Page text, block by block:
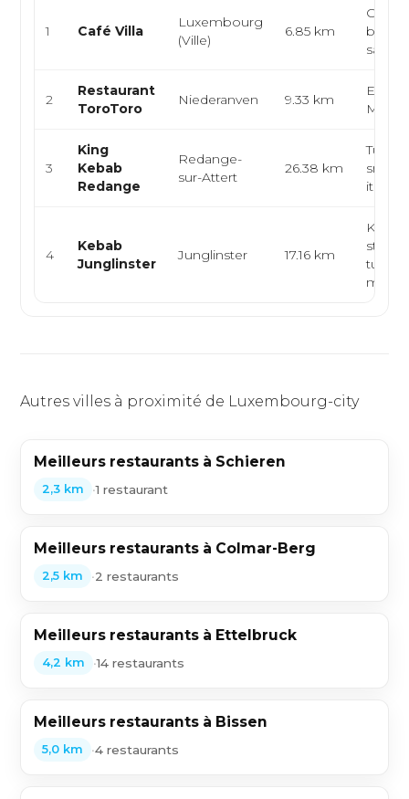
1 Café Villa
Luxembourg
(Ville)
6.85 km
2
Restaurant
ToroToro
Niederanven 9.33 km
3
King
Kebab
Redange
Redange-
sur-Attert
26.38 km
4
Kebab
Junglinster
Junglinster 17.16 km
street
Autres villes à proximité de Luxembourg-city
Meilleurs restaurants à Schieren
2,3 km •1 restaurant
Meilleurs restaurants à Colmar-Berg
2,5 km •2 restaurants
Meilleurs restaurants à Ettelbruck
4,2 km •14 restaurants
Meilleurs restaurants à Bissen
5,0 km •4 restaurants